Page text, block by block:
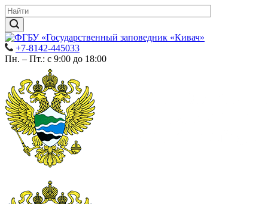
+7-8142-445033
Пн. – Пт.: с 9:00 до 18:00